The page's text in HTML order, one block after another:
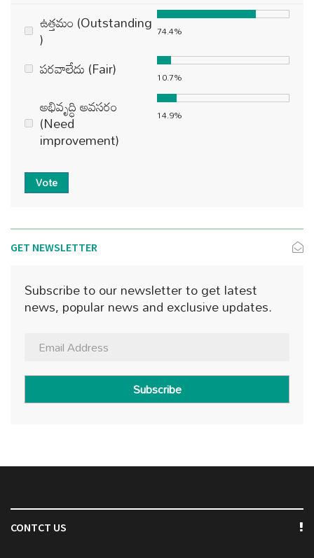
ఉత్తమం (Outstanding
) 74.4%
పరవాలేదు (Fair) 10.7%
అభివృద్ధి అవసరం
(Need
improvement)
14.9%
Vote
GET NEWSLETTER
Subscribe to our newsletter to get latest
news, popular news and exclusive updates.
Subscribe
CONTCT US